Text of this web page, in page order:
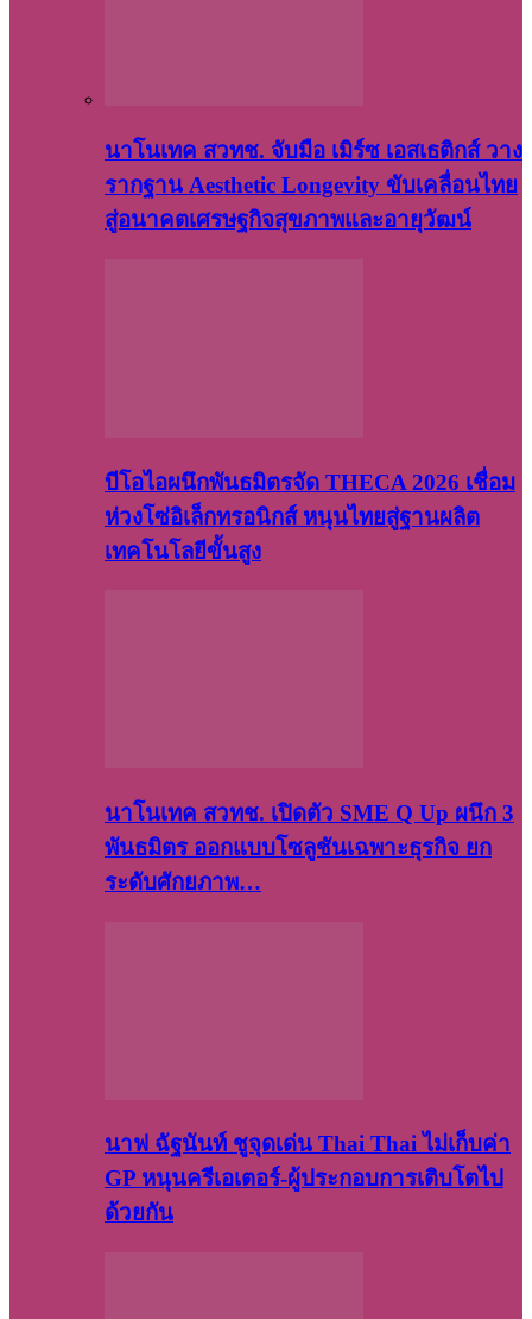
นาโนเทค สวทช. จับมือ เมิร์ซ เอสเธติกส์ วาง
รากฐาน Aesthetic Longevity ขับเคลื่อนไทย
สู่อนาคตเศรษฐกิจสุขภาพและอายุวัฒน์
บีโอไอผนึกพันธมิตรจัด THECA 2026 เชื่อม
ห่วงโซ่อิเล็กทรอนิกส์ หนุนไทยสู่ฐานผลิต
เทคโนโลยีขั้นสูง
นาโนเทค สวทช. เปิดตัว SME Q Up ผนึก 3
พันธมิตร ออกแบบโซลูชันเฉพาะธุรกิจ ยก
ระดับศักยภาพ…
นาฟ ฉัฐนันท์ ชูจุดเด่น Thai Thai ไม่เก็บค่า
GP หนุนครีเอเตอร์-ผู้ประกอบการเติบโตไป
ด้วยกัน